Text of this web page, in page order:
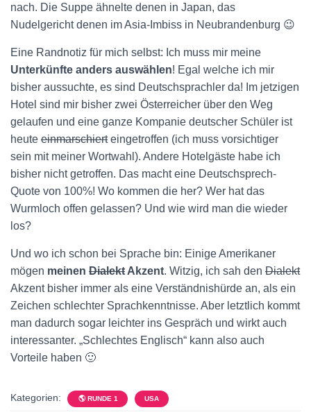
nach. Die Suppe ähnelte denen in Japan, das
Nudelgericht denen im Asia-Imbiss in Neubrandenburg 😉
Eine Randnotiz für mich selbst: Ich muss mir meine
Unterkünfte anders auswählen! Egal welche ich mir
bisher aussuchte, es sind Deutschsprachler da! Im jetzigen
Hotel sind mir bisher zwei Österreicher über den Weg
gelaufen und eine ganze Kompanie deutscher Schüler ist
heute einmarschierteingetroffen (ich muss vorsichtiger
sein mit meiner Wortwahl). Andere Hotelgäste habe ich
bisher nicht getroffen. Das macht eine Deutschsprech-
Quote von 100%! Wo kommen die her? Wer hat das
Wurmloch offen gelassen? Und wie wird man die wieder
los?
Und wo ich schon bei Sprache bin: Einige Amerikaner
mögen meinen Dialekt Akzent. Witzig, ich sah den Dialekt
Akzent bisher immer als eine Verständnishürde an, als ein
Zeichen schlechter Sprachkenntnisse. Aber letztlich kommt
man dadurch sogar leichter ins Gespräch und wirkt auch
interessanter. „Schlechtes Englisch“ kann also auch
Vorteile haben 🙂
Kategorien: 🌎 RUNDE 1 USA